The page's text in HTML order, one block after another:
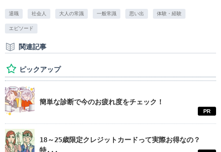
退職 社会人 大人の常識 一般常識 思い出 体験・経験
エピソード
関連記事
ピックアップ
簡単な診断で今のお疲れ度をチェック！
PR
18～25歳限定クレジットカードって実際お得なの？
特...